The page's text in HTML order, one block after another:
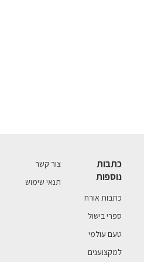
כתבות
נוספות
כתבות אורח
ספרי בישול
טעם עולמי
למקצוענים
צור קשר
תנאי שימוש